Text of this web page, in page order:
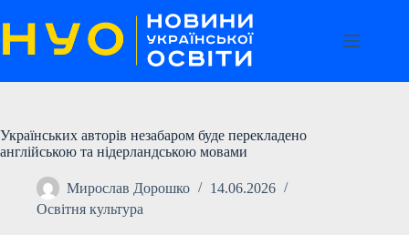
до
вмісту
Українських авторів незабаром буде перекладено
англійською та нідерландською мовами
Мирослав Дорошко
14.06.2026
Освітня культура